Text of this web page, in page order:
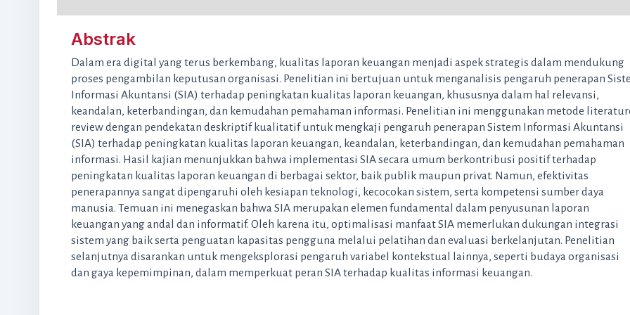
Abstrak
Dalam era digital yang terus berkembang, kualitas laporan keuangan menjadi aspek strategis dalam mendukung
proses pengambilan keputusan organisasi. Penelitian ini bertujuan untuk menganalisis pengaruh penerapan
Informasi Akuntansi (SIA) terhadap peningkatan kualitas laporan keuangan, khususnya dalam hal relevansi,
keandalan, keterbandingan, dan kemudahan pemahaman informasi. Penelitian ini menggunakan metode
review dengan pendekatan deskriptif kualitatif untuk mengkaji pengaruh penerapan Sistem Informasi Akuntansi
(SIA) terhadap peningkatan kualitas laporan keuangan, keandalan, keterbandingan, dan kemudahan pemahaman
informasi. Hasil kajian menunjukkan bahwa implementasi SIA secara umum berkontribusi positif terhadap
peningkatan kualitas laporan keuangan di berbagai sektor, baik publik maupun privat. Namun, efektivitas
penerapannya sangat dipengaruhi oleh kesiapan teknologi, kecocokan sistem, serta kompetensi sumber daya
manusia. Temuan ini menegaskan bahwa SIA merupakan elemen fundamental dalam penyusunan laporan
keuangan yang andal dan informatif. Oleh karena itu, optimalisasi manfaat SIA memerlukan dukungan integrasi
sistem yang baik serta penguatan kapasitas pengguna melalui pelatihan dan evaluasi berkelanjutan. Penelitian
selanjutnya disarankan untuk mengeksplorasi pengaruh variabel kontekstual lainnya, seperti budaya organisasi
dan gaya kepemimpinan, dalam memperkuat peran SIA terhadap kualitas informasi keuangan.